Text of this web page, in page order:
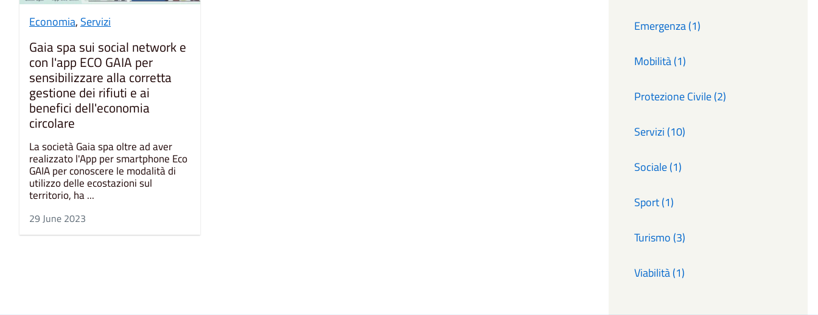
Economia, Servizi
Gaia spa sui social network e
con l'app ECO GAIA per
sensibilizzare alla corretta
gestione dei rifiuti e ai
benefici dell'economia
circolare
La società Gaia spa oltre ad aver
realizzato l'App per smartphone Eco
GAIA per conoscere le modalità di
utilizzo delle ecostazioni sul
territorio, ha ...
29 June 2023
Emergenza (1)
Mobilità (1)
Protezione Civile (2)
Servizi (10)
Sociale (1)
Sport (1)
Turismo (3)
Viabilità (1)